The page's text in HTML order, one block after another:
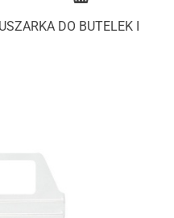
DO BUTELEK I